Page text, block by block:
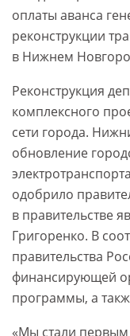
оплаты аванса
реконструкции
в Нижнем
Реконструкция
комплексного
сети города.
обновление
одобрило
в правительстве
Григоренко. В
правительства
финансирующей
программы, а
«Мы стали